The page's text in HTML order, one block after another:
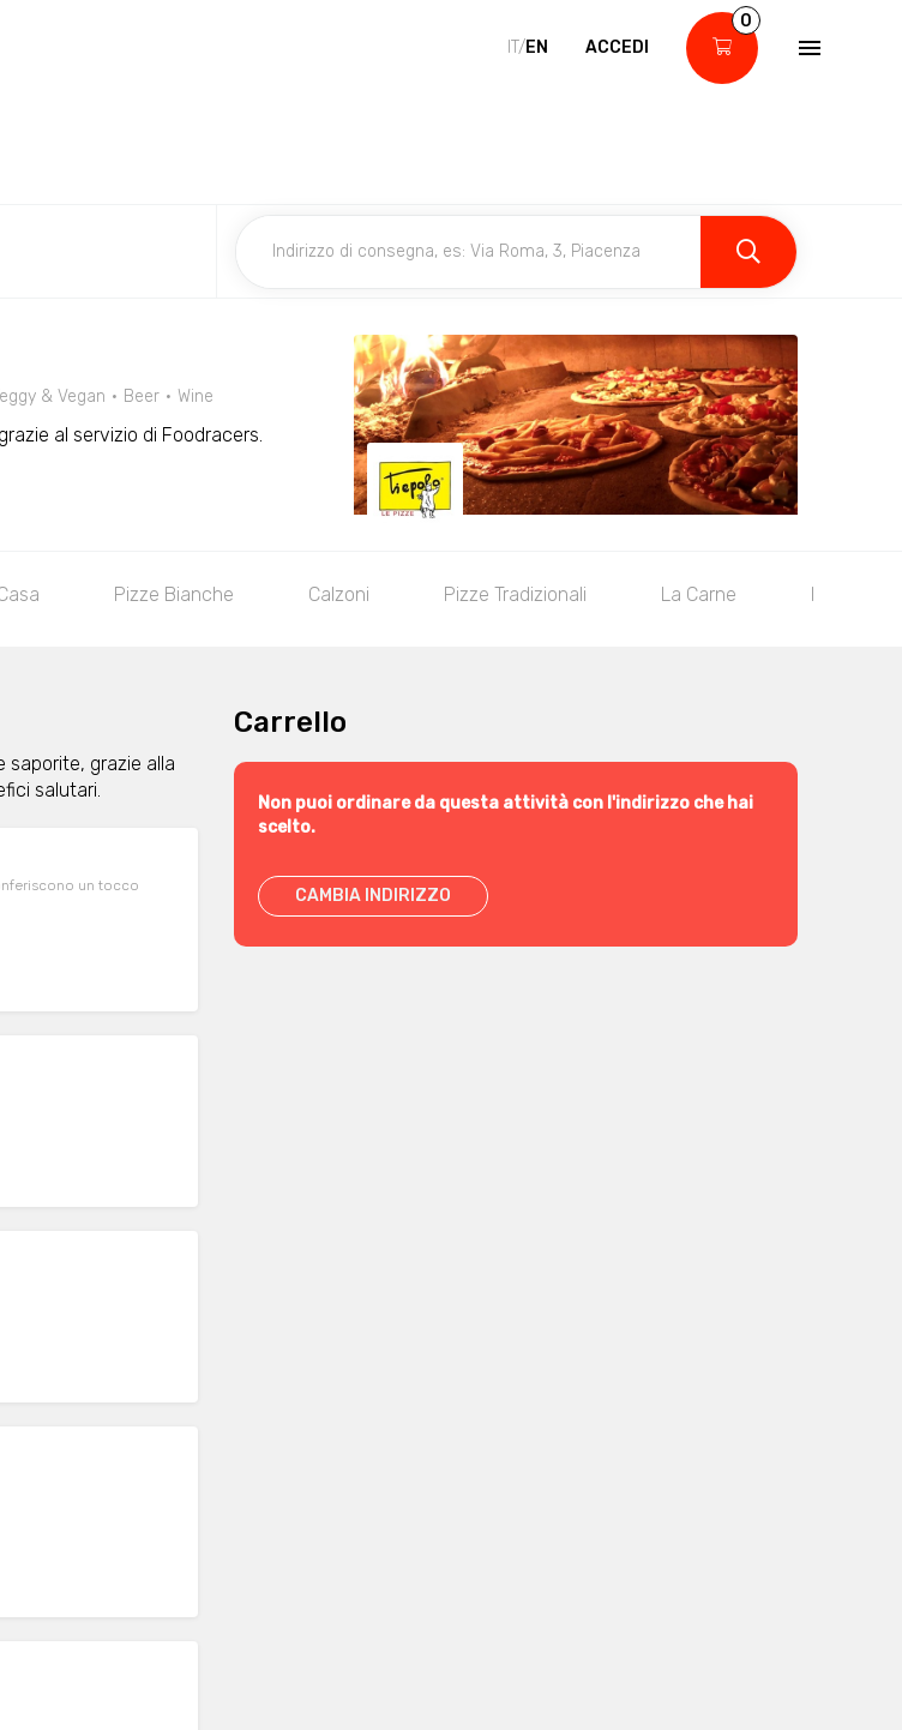
IT/EN ACCEDI
0
& Vegan Beer Wine
al servizio di Foodracers.
Pizze Bianche Calzoni Pizze Tradizionali La Carne Il Pesce
saporite, grazie alla
salutari.
un tocco
Carrello
Non puoi ordinare da questa attività con l'indirizzo che hai
scelto.
CAMBIA INDIRIZZO